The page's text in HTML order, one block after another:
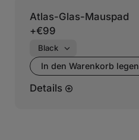
Atlas-Glas-Mauspad
+€99
In den Warenkorb legen
Details